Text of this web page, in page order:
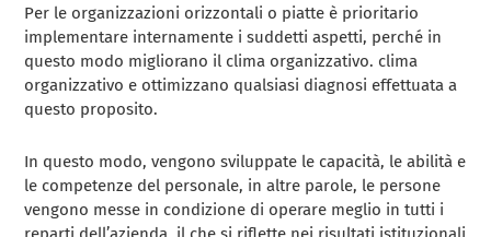
Per le organizzazioni orizzontali o piatte è prioritario
implementare internamente i suddetti aspetti, perché in
questo modo migliorano il clima organizzativo. clima
organizzativo e ottimizzano qualsiasi diagnosi effettuata a
questo proposito.
In questo modo, vengono sviluppate le capacità, le abilità e
le competenze del personale, in altre parole, le persone
vengono messe in condizione di operare meglio in tutti i